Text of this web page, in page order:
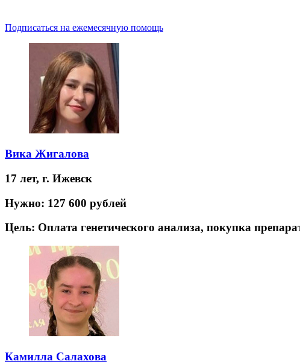
Подписаться на ежемесячную помощь
Вика Жигалова
17 лет, г. Ижевск
Нужно: 127 600 рублей
Цель: Оплата генетического анализа, покупка
Камилла Салахова